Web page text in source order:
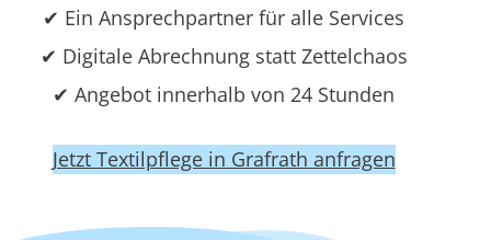
✔ Ein Ansprechpartner für alle Services
✔ Digitale Abrechnung statt Zettelchaos
✔ Angebot innerhalb von 24 Stunden
Jetzt Textilpflege in Grafrath anfragen